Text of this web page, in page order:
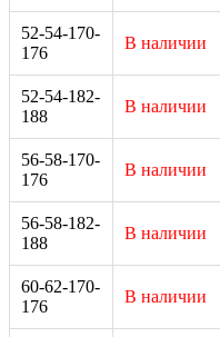
52-54-170-
176
В наличии
52-54-182-
188
В наличии
56-58-170-
176
В наличии
56-58-182-
188
В наличии
60-62-170-
176
В наличии